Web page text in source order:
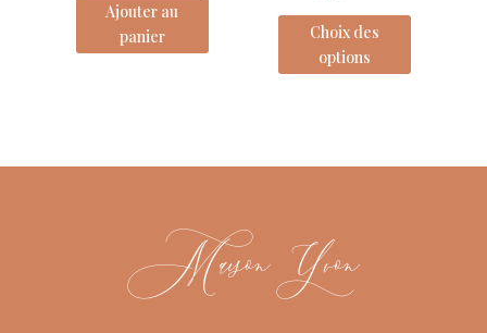
Ajouter au
panier
Choix des
options
Maison Yvon